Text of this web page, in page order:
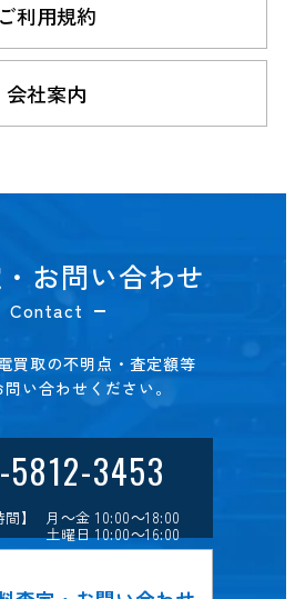
ご利用規約
会社案内
お問い合わせ
Contact
買取の不明点・査定額等
い合わせください。
5812-3453
間】 月～金 10:00～18:00
土曜日 10:00～16:00